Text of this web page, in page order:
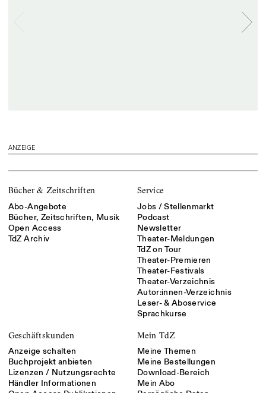
ANZEIGE
Bücher & Zeitschriften
Abo-Angebote
Bücher, Zeitschriften, Musik
Open Access
TdZ Archiv
Service
Jobs / Stellenmarkt
Podcast
Newsletter
Theater-Meldungen
TdZ on Tour
Theater-Premieren
Theater-Festivals
Theater-Verzeichnis
Autor:innen-Verzeichnis
Leser- & Aboservice
Sprachkurse
Geschäftskunden
Anzeige schalten
Buchprojekt anbieten
Lizenzen / Nutzungsrechte
Händler Informationen
Mein TdZ
Meine Themen
Meine Bestellungen
Download-Bereich
Mein Abo